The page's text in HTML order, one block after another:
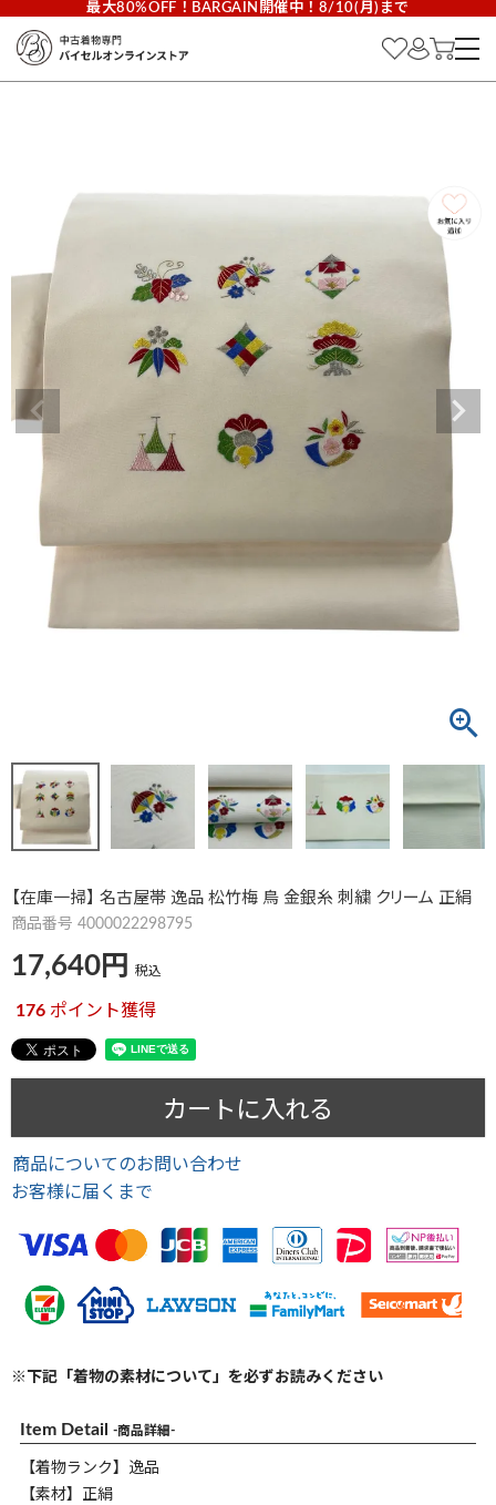
最大80%OFF！BARGAIN開催中！8/10(月)まで
【在庫一掃】 名古屋帯 逸品 松竹梅 鳥 金銀糸 刺繍 クリーム 正絹
商品番号 4000022298795
17,640 税込
176 ポイント獲得
カートに入れる
商品についてのお問い合わせ
お客様に届くまで
※下記「着物の素材について」を必ずお読みください
Item Detail -商品詳細-
【着物ランク】逸品
【素材】正絹